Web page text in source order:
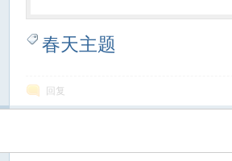
春天主题
回复